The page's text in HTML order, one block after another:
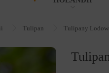
Tulipan Tulipany